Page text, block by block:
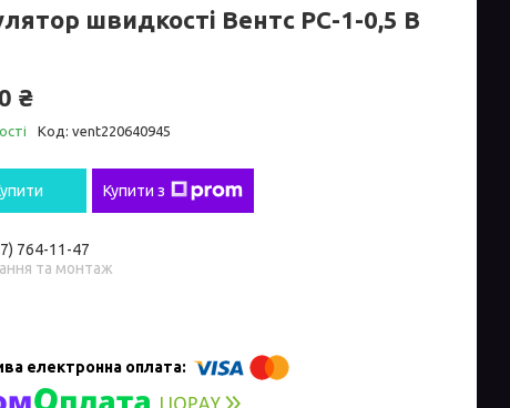
швидкості Вентс РС-1-0,5 В
₴
Код: vent220640945
Купити з
764-11-47
та монтаж